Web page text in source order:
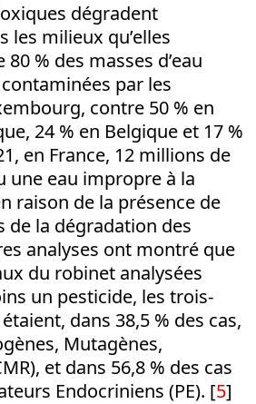
dégradent
les milieux qu’elles
% des masses d’eau
par les
contre 50 % en
24 % en Belgique et 17 %
en France, 12 millions de
une eau impropre à la
raison de la présence de
de la dégradation des
analyses ont montré que
du robinet analysées
un pesticide, les trois-
dans 38,5 % des cas,
Mutagènes,
et dans 56,8 % des cas
Endocriniens (PE). [5]